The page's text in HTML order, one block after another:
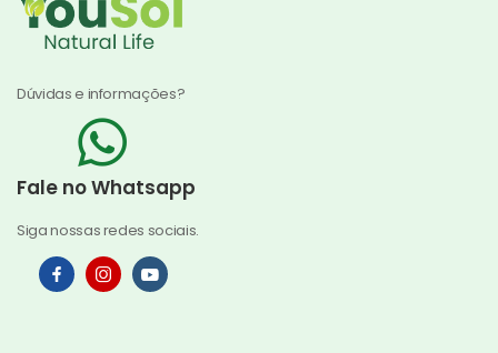
Dúvidas e informações?
Fale no Whatsapp
Siga nossas redes sociais.